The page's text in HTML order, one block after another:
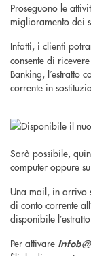
Proseguono le
miglioramento dei
Infatti, i clienti
consente di
Banking, l’estratto
corrente in
Sarà possibile,
computer oppure
Una mail, in arrivo
di conto corrente
disponibile
Per attivare